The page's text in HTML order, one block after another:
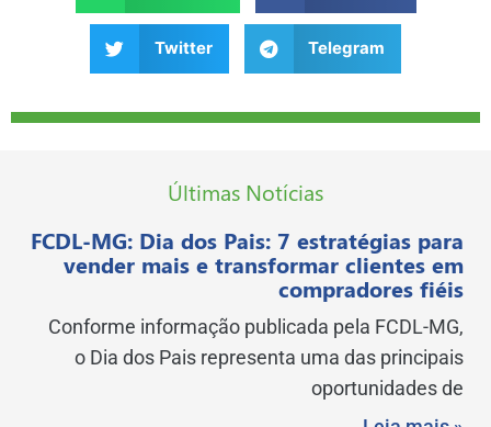
Twitter Telegram
Últimas Notícias
FCDL-MG: Dia dos Pais: 7 estratégias para
vender mais e transformar clientes em
compradores fiéis
Conforme informação publicada pela FCDL-MG,
o Dia dos Pais representa uma das principais
oportunidades de